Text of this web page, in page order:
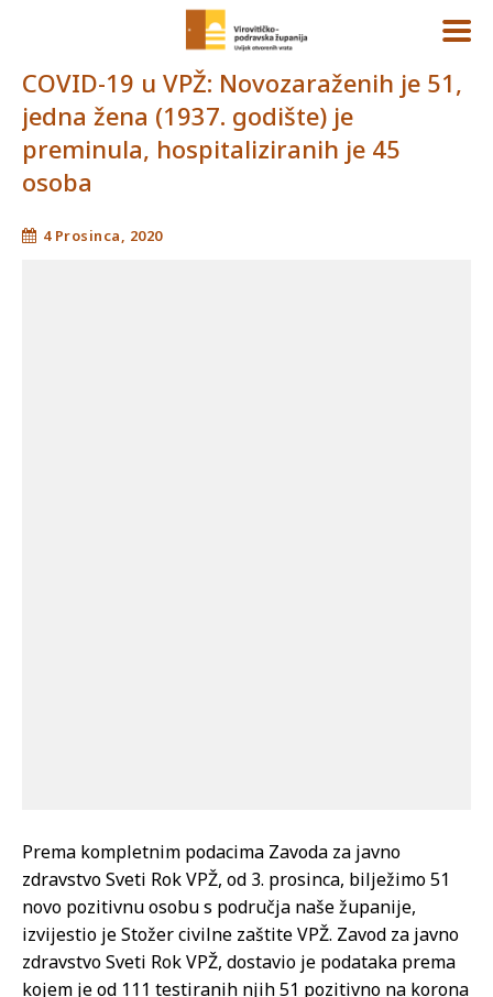
COVID-19 u VPŽ: Novozaraženih je 51,
jedna žena (1937. godište) je
preminula, hospitaliziranih je 45
osoba
4 Prosinca, 2020
Prema kompletnim podacima Zavoda za javno
zdravstvo Sveti Rok VPŽ, od 3. prosinca, bilježimo 51
novo pozitivnu osobu s područja naše županije,
izvijestio je Stožer civilne zaštite VPŽ. Zavod za javno
zdravstvo Sveti Rok VPŽ, dostavio je podataka prema
kojem je od 111 testiranih njih 51 pozitivno na korona